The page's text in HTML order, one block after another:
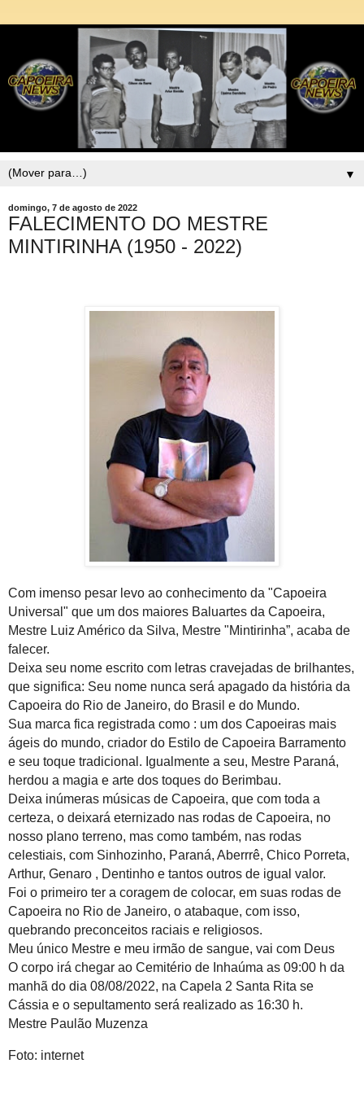
▼
domingo, 7 de agosto de 2022
FALECIMENTO DO MESTRE
MINTIRINHA (1950 - 2022)
Com imenso pesar levo ao conhecimento da "Capoeira
Universal" que um dos maiores Baluartes da Capoeira,
Mestre Luiz Américo da Silva, Mestre "Mintirinha”, acaba de
falecer.
Deixa seu nome escrito com letras cravejadas de brilhantes,
que significa: Seu nome nunca será apagado da história da
Capoeira do Rio de Janeiro, do Brasil e do Mundo.
Sua marca fica registrada como : um dos Capoeiras mais
ágeis do mundo, criador do Estilo de Capoeira Barramento
e seu toque tradicional. Igualmente a seu, Mestre Paraná,
herdou a magia e arte dos toques do Berimbau.
Deixa inúmeras músicas de Capoeira, que com toda a
certeza, o deixará eternizado nas rodas de Capoeira, no
nosso plano terreno, mas como também, nas rodas
celestiais, com Sinhozinho, Paraná, Aberrrê, Chico Porreta,
Arthur, Genaro , Dentinho e tantos outros de igual valor.
Foi o primeiro ter a coragem de colocar, em suas rodas de
Capoeira no Rio de Janeiro, o atabaque, com isso,
quebrando preconceitos raciais e religiosos.
Meu único Mestre e meu irmão de sangue, vai com Deus
O corpo irá chegar ao Cemitério de Inhaúma as 09:00 h da
manhã do dia 08/08/2022, na Capela 2 Santa Rita se
Cássia e o sepultamento será realizado as 16:30 h.
Mestre Paulão Muzenza
Foto: internet